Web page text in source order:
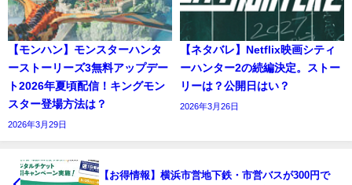
【モンハン】モンスターハンタ
ーストーリーズ3無料アップデー
ト2026年夏頃配信！キングモン
スター登場方法は？
2026年3月29日
【ネタバレ】Netflix映画シティ
ーハンター2の続編決定。ストー
リーは？公開日はい？
2026年3月26日
【お得情報】横浜市営地下鉄・市営バスが300円で